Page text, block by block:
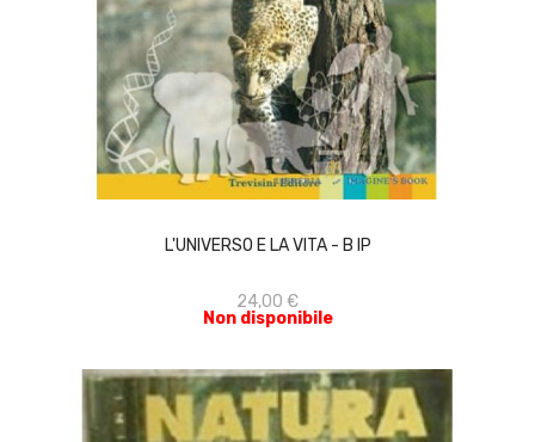
L'UNIVERSO E LA VITA - B IP
24,00 €
Non disponibile
ACQUISTA